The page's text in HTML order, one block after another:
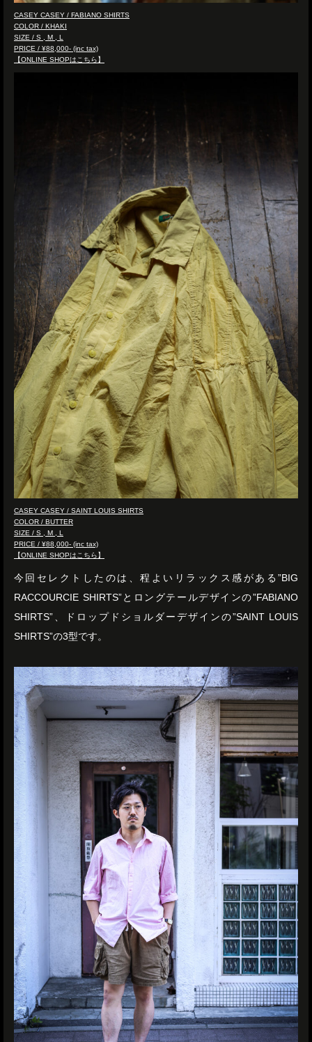
CASEY CASEY / FABIANO SHIRTS
COLOR / KHAKI
SIZE / S , M , L
PRICE / ¥88,000- (inc tax)
【ONLINE SHOPはこちら】
CASEY CASEY / SAINT LOUIS SHIRTS
COLOR / BUTTER
SIZE / S , M , L
PRICE / ¥88,000- (inc tax)
【ONLINE SHOPはこちら】
今回セレクトしたのは、程よいリラックス感がある”BIG
RACCOURCIE SHIRTS”とロングテールデザインの”FABIANO
SHIRTS”、ドロップドショルダーデザインの”SAINT LOUIS
SHIRTS”の3型です。